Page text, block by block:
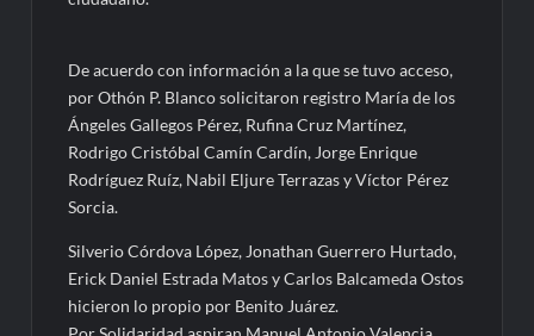
De acuerdo con información a la que se tuvo acceso,
por Othón P. Blanco solicitaron registro María de los
Ángeles Gallegos Pérez, Rufina Cruz Martínez,
Rodrigo Cristóbal Camín Cardín, Jorge Enrique
Rodríguez Ruíz, Nabil Eljure Terrazas y Víctor Pérez
Sorcia.
Silverio Córdova López, Jonathan Guerrero Hurtado,
Erick Daniel Estrada Matos y Carlos Balcameda Ostos
hicieron lo propio por Benito Juárez.